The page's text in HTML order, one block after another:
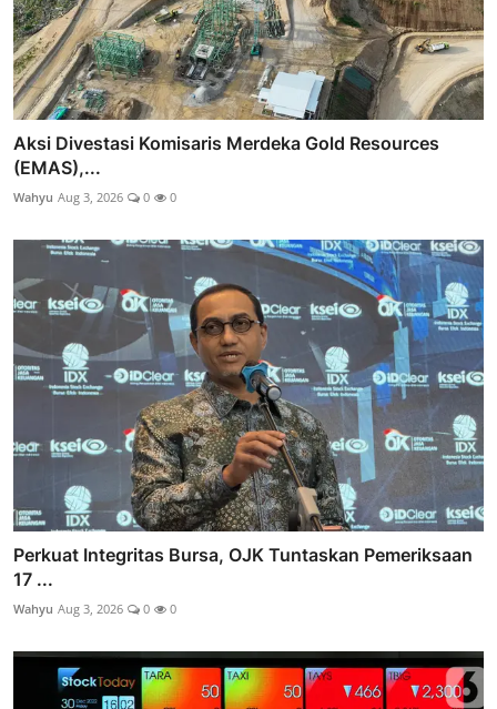
Aksi Divestasi Komisaris Merdeka Gold Resources
(EMAS),...
Wahyu Aug 3, 2026 0 0
Perkuat Integritas Bursa, OJK Tuntaskan Pemeriksaan
17 ...
Wahyu Aug 3, 2026 0 0